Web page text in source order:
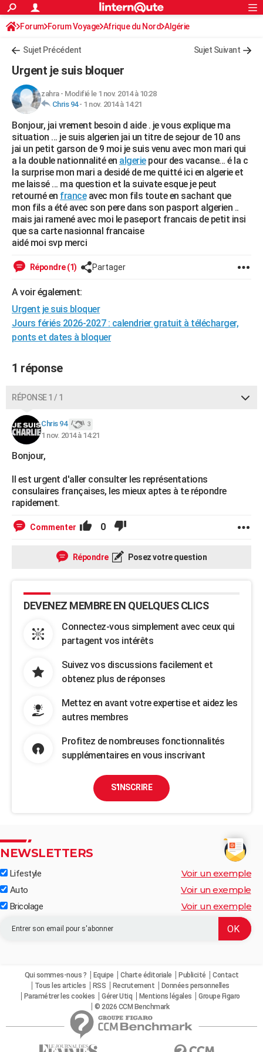
ACTUALITÉS
Politique
Société
Faits Divers
Education
Monde
Villes
+
FINANCE
Retraite
Impôts
Epargne
Immobilier
Risques naturels par ville
Banque
Assurance
Crédit
AUTO
Essais
Réserver un essai
Citadines
Berlines
SUV
Forum auto
+HIGH-TECH
Mobiles
Meilleur smartphone
Internet
Ordinateurs
Jeux vidéo
Guide high-tech
+BRICOLAGE
Forum
Aménagement intérieur
Extérieur
Cuisine
Salle de bains
Jardinage
Rangement
WEEK-END
Guides de France
Escapades
Patrimoine
Expositions
Musées
Week-end nature
LIFESTYLE
Art de vivre
Bien-être
Modes de vie
SANTE
Guide de la santé
Destinations
City break
Voyage nature
Voyage de noces
Forum
Climat
BONS PLANS
Carte de Noël
Carte Bonne année
Carte Saint-Valentin
Carte Pâques
Carte d'anniversaire
DICTIONNAIRE
Dictionnaire
Biographies
Citations
Expressions
Proverbes
PROGRAMME TV
COPAINS D'AVANT
S'inscrire
Se connecter
Lycées
Collèges
Primaires
Universités
Entreprises
Service militaire
Avis de recherche
AVIS DE DÉCÈS
Bricolage
Lifestyle
Culture
Sport
Auto
Television
Voyage
Cinema
S'inscrire
Connexion
Forum Forum Voyage Afrique du Nord Algérie
Sujet Précédent Sujet Suivant
Urgent je suis bloquer
zahra- Modifié le 1 nov. 2014 à 10:28
Chris 94- 1 nov. 2014 à 14:21
Bonjour, jai vrement besoin d aide . je vous explique ma
situation ... je suis algerien jai un titre de sejour de 10 ans
jai un petit garson de 9 moi je suis venu avec mon mari qui
a la double nationnalité en algeriepour des vacanse... é la c
la surprise mon mari a desidé de me quitté ici en algerie et
me laissé ... ma question et la suivate esque je peut
retourné en franceavec mon fils toute en sachant que
mon fils a été avec son pere dans son pasport algerien ..
mais jai ramené avec moi le paseport francais de petit insi
que sa carte nasionnal francaise
aidé moi svp merci
Répondre (1) Partager
A voir également:
Urgent je suis bloquer
Jours fériés 2026-2027 : calendrier gratuit à télécharger,
ponts et dates à bloquer
1 réponse
RÉPONSE 1 / 1
Chris 94 3
1 nov. 2014 à 14:21
Bonjour,
Il est urgent d'aller consulter les représentations
consulaires françaises, les mieux aptes à te répondre
rapidement.
Commenter 0
Répondre Posez votre question
DEVENEZ MEMBRE EN QUELQUES CLICS
Connectez-vous simplement avec ceux qui
partagent vos intérêts
Suivez vos discussions facilement et
obtenez plus de réponses
Mettez en avant votre expertise et aidez les
autres membres
Profitez de nombreuses fonctionnalités
supplémentaires en vous inscrivant
S'INSCRIRE
NEWSLETTERS
Lifestyle Voir un exemple
Auto Voir un exemple
Bricolage Voir un exemple
Qui sommes-nous ? Equipe Charte éditoriale Publicité
Contact
Tous les articles
RSS Recrutement
Données personnelles
Paramétrer les cookies
Gérer Utiq Mentions légales
Groupe Figaro
© 2026 CCM Benchmark